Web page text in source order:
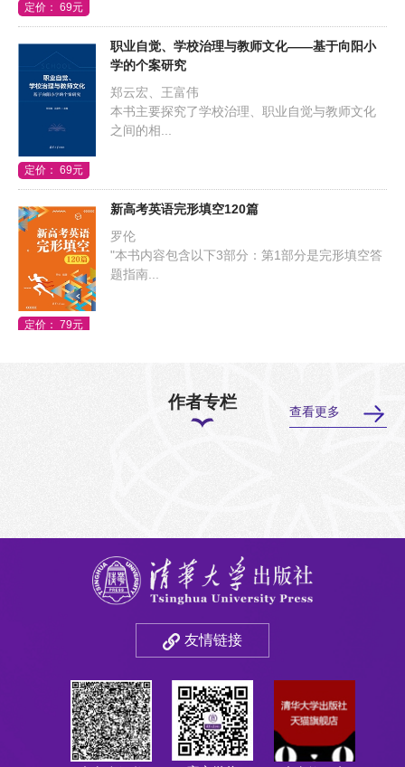
定价： 69元
定价： 69元
职业自觉、学校治理与教师文化——基于向阳小
学的个案研究
郑云宏、王富伟
本书主要探究了学校治理、职业自觉与教师文化
之间的相...
定价： 79元
新高考英语完形填空120篇
罗伦
"本书内容包含以下3部分：第1部分是完形填空答
题指南...
作者专栏 查看更多
友情链接